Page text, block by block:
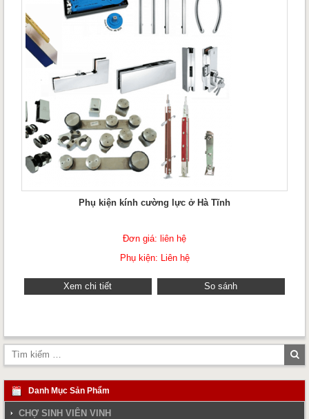
Phụ kiện kính cường lực ở Hà Tĩnh
Đơn giá: liên hệ
Phụ kiện: Liên hệ
Xem chi tiết So sánh
Danh Mục Sản Phẩm
CHỢ SINH VIÊN VINH